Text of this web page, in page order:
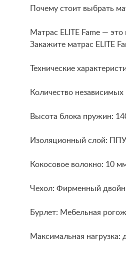
Почему стоит выбрать
Матрас ELITE Fame —
Закажите матрас ELITE
Технические
Количество
Высота блока пружин:
Изоляционный слой: ППУ
Кокосовое волокно: 10
Чехол: Фирменный
Бурлет: Мебельная
Максимальная нагрузка: